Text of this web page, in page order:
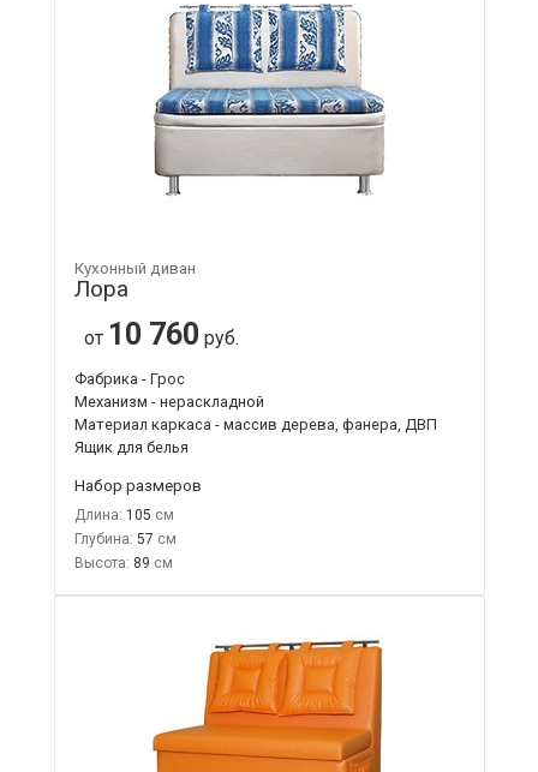
Кухонный диван
Лора
от 10 760 руб.
Фабрика - Грос
Механизм - нераскладной
Материал каркаса - массив дерева, фанера, ДВП
Ящик для белья
Набор размеров
Длина: 105
Глубина: 57
Высота: 89